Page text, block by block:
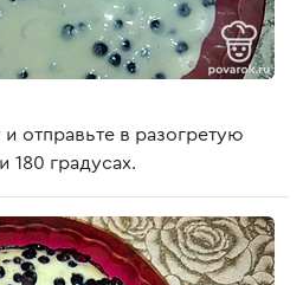
отправьте в разогретую
180 градусах.